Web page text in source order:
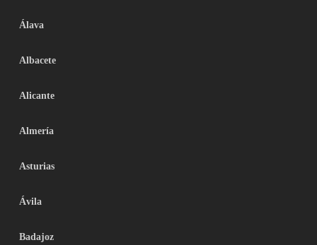
Álava
Albacete
Alicante
Almería
Asturias
Ávila
Badajoz